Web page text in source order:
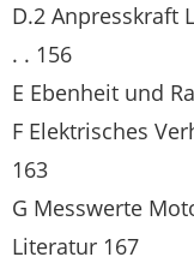
D.2 Anpresskraft
. . 156
E Ebenheit und
F Elektrisches
163
G Messwerte
Literatur 167